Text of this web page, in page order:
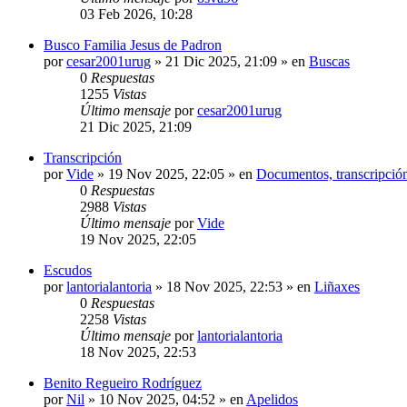
03 Feb 2026, 10:28
Busco Familia Jesus de Padron
porcesar2001urug » 21 Dic 2025, 21:09 » en Buscas
0 Respuestas
1255 Vistas
Último mensaje porcesar2001urug
21 Dic 2025, 21:09
Transcripción
porVide » 19 Nov 2025, 22:05 » en Documentos,
0 Respuestas
2988 Vistas
Último mensaje porVide
19 Nov 2025, 22:05
Escudos
porlantorialantoria » 18 Nov 2025, 22:53 » en Liñaxes
0 Respuestas
2258 Vistas
Último mensaje porlantorialantoria
18 Nov 2025, 22:53
Benito Regueiro Rodríguez
porNil » 10 Nov 2025, 04:52 » en Apelidos